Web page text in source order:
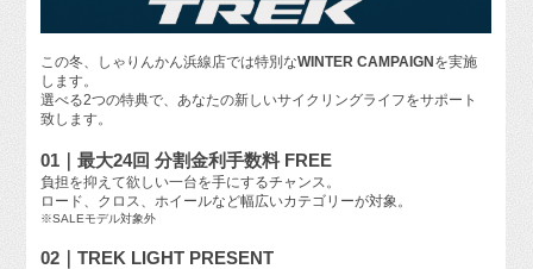
この冬、しゃりんかん浜線店では特別なWINTER CAMPAIGNを実施
します。
選べる2つの特典で、あなたの新しいサイクリングライフをサポート
致します。
01｜最大24回 分割金利手数料 FREE
負担を抑えて欲しい一台を手にするチャンス。
ロード、クロス、ホイールなど幅広いカテゴリーが対象。
※SALEモデル対象外
02｜TREK LIGHT PRESENT